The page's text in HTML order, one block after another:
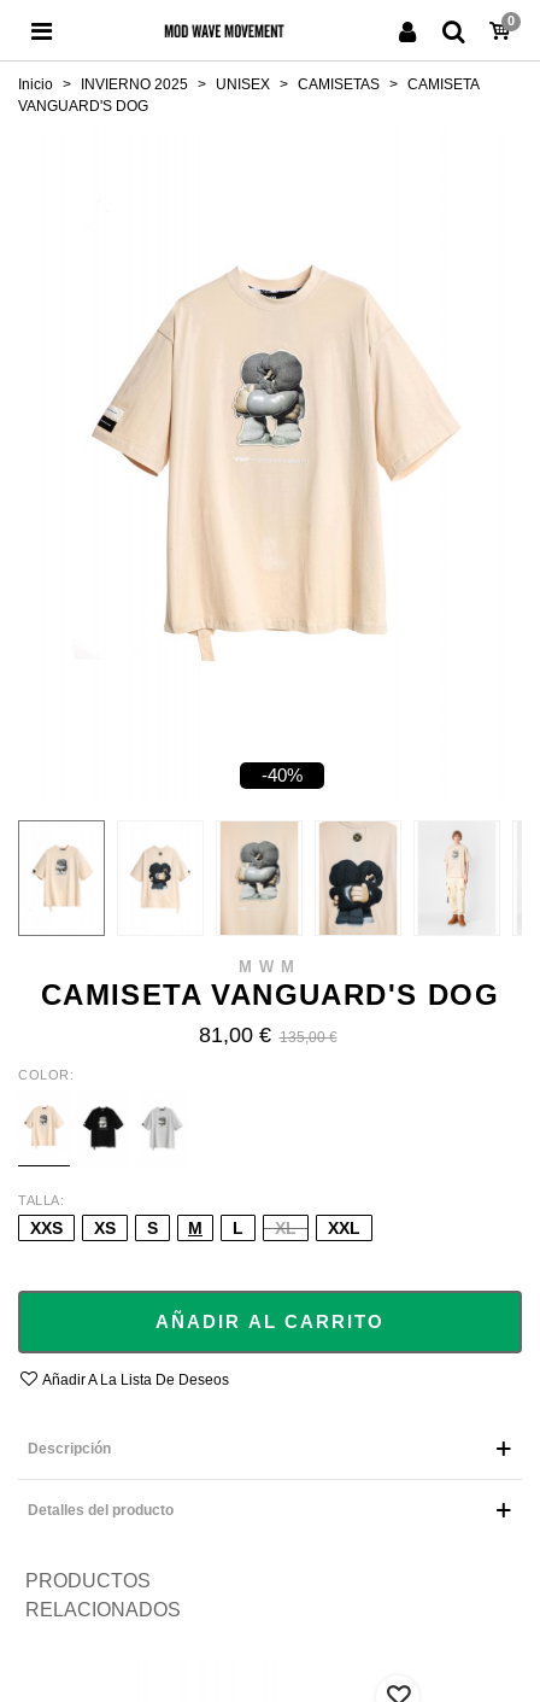
0
Inicio > INVIERNO 2025 > UNISEX > CAMISETAS > CAMISETA
VANGUARD'S DOG
-40%
MWM
CAMISETA VANGUARD'S DOG
81,00 € 135,00 €
COLOR
TALLA
XXS XS S M L XL XXL
AÑADIR AL CARRITO
Añadir A La Lista De Deseos
Descripción
Detalles del producto
PRODUCTOS
RELACIONADOS